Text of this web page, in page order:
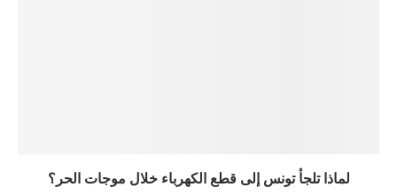
لماذا تلجأ تونس إلى قطع الكهرباء خلال موجات الحر؟